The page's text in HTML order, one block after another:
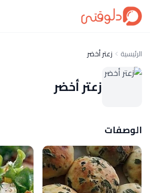
الرئيسية زعتر أخضر
زعتر أخضر
الوصفات